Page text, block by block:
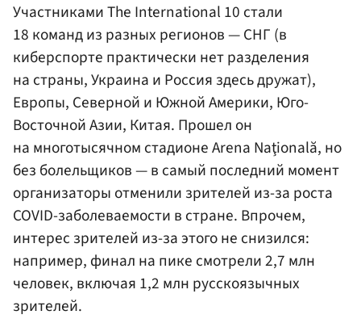
Участниками The International 10 стали
18 команд из разных регионов — СНГ (в
киберспорте практически нет разделения
на страны, Украина и Россия здесь дружат),
Европы, Северной и Южной Америки, Юго-
Восточной Азии, Китая. Прошел он
на многотысячном стадионе Arena Naţională, но
без болельщиков — в самый последний момент
организаторы отменили зрителей из-за роста
COVID-заболеваемости в стране. Впрочем,
интерес зрителей из-за этого не снизился:
например, финал на пике смотрели 2,7 млн
человек, включая 1,2 млн русскоязычных
зрителей.